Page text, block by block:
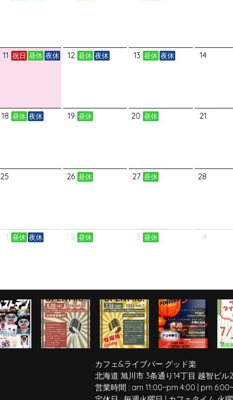
11 祝日 昼休 夜休 12 昼休 夜休 13 昼休 夜休 14
18 昼休 夜休 19 昼休 20 昼休 21
25 26 昼休 27 昼休 28
1 昼休 夜休 2 昼休 3 昼休 4
カフェ&ライブバー グッド楽
北海道 旭川市 3条通り14丁目 越智ビル
営業時間 : am 11:00~pm 4:00 | pm 6:00~